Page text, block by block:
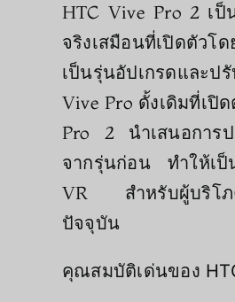
HTC Vive Pro 2 เป็
จริงเสมือนที่เปิดตัวโ
เป็นรุ่นอัปเกรดและ
Vive Pro ดั้งเดิมที่เปิ
Pro 2 นำเสนอการป
จากรุ่นก่อน ทำให้เ
VR สำหรับผู้บริโภ
ปัจจุบัน
คุณสมบัติเด่นของ